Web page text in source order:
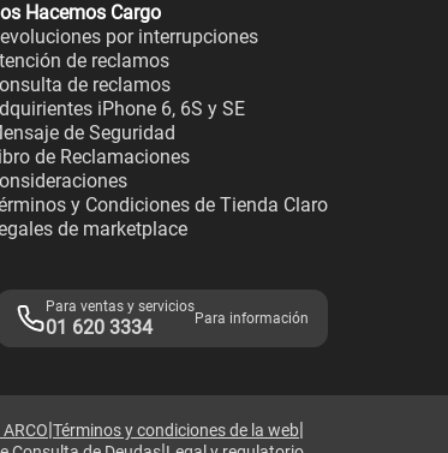
Hacemos Cargo
por interrupciones
de reclamos
de reclamos
iPhone 6, 6S y SE
de Seguridad
de Reclamaciones
y Condiciones de Tienda Claro
de marketplace
Para ventas y servicios
01 620 3334 Para información
|Términos y condiciones de la web|